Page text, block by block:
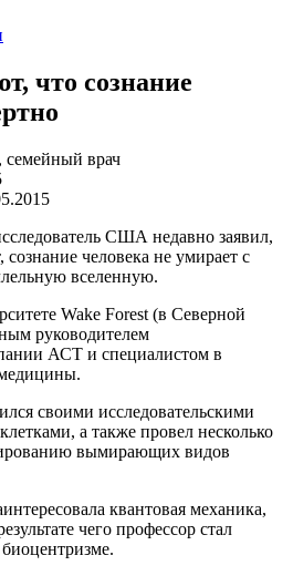
что сознание
врач
США недавно заявил,
сознание человека не умирает с
вселенную.
Wake Forest (в Северной
руководителем
АСТ и специалистом в
своими исследовательскими
а также провел несколько
вымирающих видов
квантовая механика,
чего профессор стал